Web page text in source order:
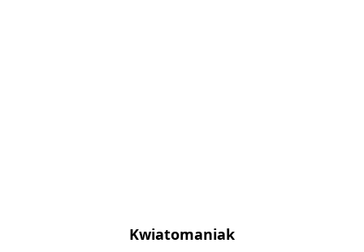
Kwiatomaniak